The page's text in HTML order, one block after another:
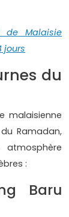
de Malaisie
jours
du
malaisienne
Ramadan,
:
Baru